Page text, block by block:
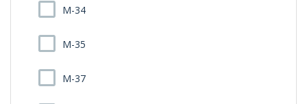
M-34
M-35
M-37